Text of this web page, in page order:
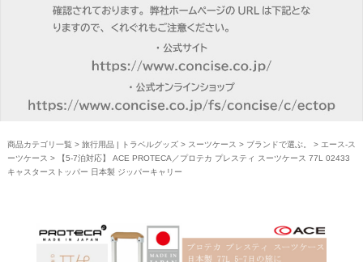
商品カテゴリ一覧 > 旅行用品 | トラベルグッズ> スーツケース > ブランドで選ぶ。 > エース-ス
ーツケース > 【5-7泊対応】 ACE PROTECA／プロテカ プレスティ スーツケース 77L 02433
キャスターストッパー 日本製 ジッパーキャリー